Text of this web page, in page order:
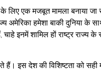
लिए एक मजबूत मामला बनाया
अमेरिका हमेशा बाकी दुनिया के
इनमें शामिल हों राष्ट्र
हैं। इस देश की विशिष्टता को